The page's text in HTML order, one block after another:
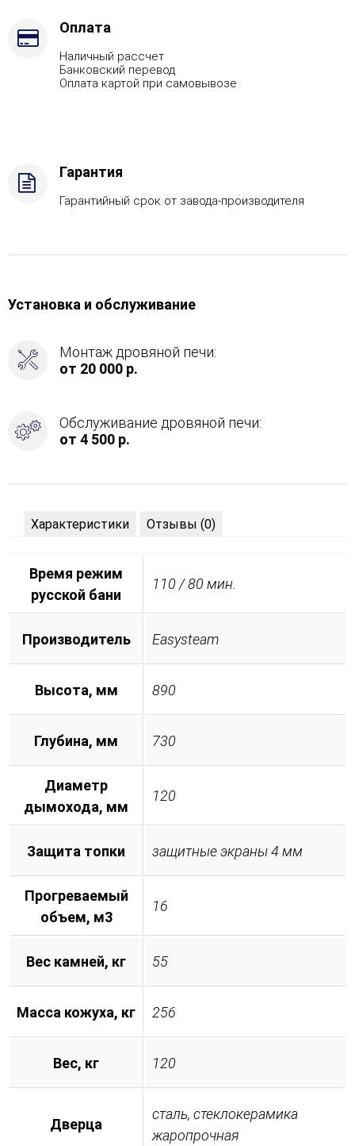
запросу),
Вид
топлива
Защ.
Оплата
Наличный рассчет
Банковский перевод
Оплата картой при самовывозе
Гарантия
Гарантийный срок от завода-производителя
Установка и обслуживание
Монтаж дровяной печи:
от 20 000 р.
Обслуживание дровяной печи:
от 4 500 р.
Характеристики Отзывы (0)
Время режим
русской бани
110 / 80 мин.
Производитель Easysteam
Высота, мм 890
Глубина, мм 730
Диаметр
дымохода, мм
120
Защита топки защитные экраны 4 мм
Прогреваемый
объем, м3
16
Вес камней, кг 55
Масса кожуха, кг 256
Вес, кг 120
Дверца
сталь, стеклокерамика
жаропрочная